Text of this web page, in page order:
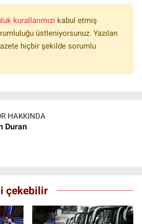
kurallarımızı kabul etmiş
üstleniyorsunuz. Yazılan
hiçbir şekilde sorumlu
HAKKINDA
Duran
çekebilir